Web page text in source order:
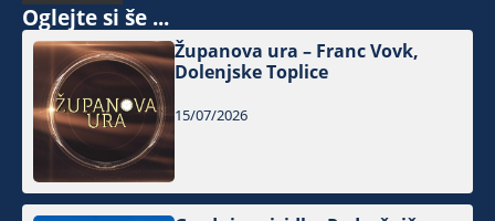
Oglejte si še ...
Županova ura – Franc Vovk,
Dolenjske Toplice
15/07/2026